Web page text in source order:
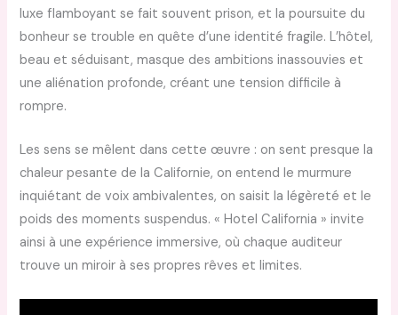
luxe flamboyant se fait souvent prison, et la poursuite du
bonheur se trouble en quête d’une identité fragile. L’hôtel,
beau et séduisant, masque des ambitions inassouvies et
une aliénation profonde, créant une tension difficile à
rompre.
Les sens se mêlent dans cette œuvre : on sent presque la
chaleur pesante de la Californie, on entend le murmure
inquiétant de voix ambivalentes, on saisit la légèreté et le
poids des moments suspendus. « Hotel California » invite
ainsi à une expérience immersive, où chaque auditeur
trouve un miroir à ses propres rêves et limites.